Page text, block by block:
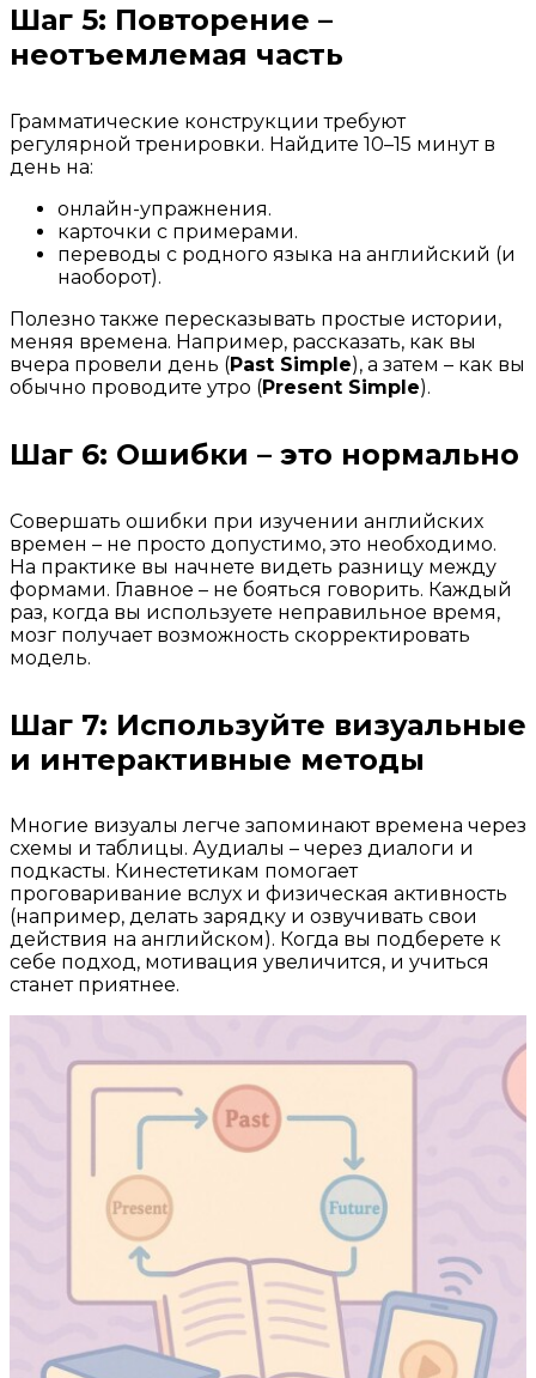
Шаг 5: Повторение –
неотъемлемая часть
Грамматические конструкции требуют
регулярной тренировки. Найдите 10–15 минут в
день на:
онлайн-упражнения.
карточки с примерами.
переводы с родного языка на английский (и
наоборот).
Полезно также пересказывать простые истории,
меняя времена. Например, рассказать, как вы
вчера провели день (Past Simple), а затем – как вы
обычно проводите утро (Present Simple).
Шаг 6: Ошибки – это нормально
Совершать ошибки при изучении английских
времен – не просто допустимо, это необходимо.
На практике вы начнете видеть разницу между
формами. Главное – не бояться говорить. Каждый
раз, когда вы используете неправильное время,
мозг получает возможность скорректировать
модель.
Шаг 7: Используйте визуальные
и интерактивные методы
Многие визуалы легче запоминают времена через
схемы и таблицы. Аудиалы – через диалоги и
подкасты. Кинестетикам помогает
проговаривание вслух и физическая активность
(например, делать зарядку и озвучивать свои
действия на английском). Когда вы подберете к
себе подход, мотивация увеличится, и учиться
станет приятнее.